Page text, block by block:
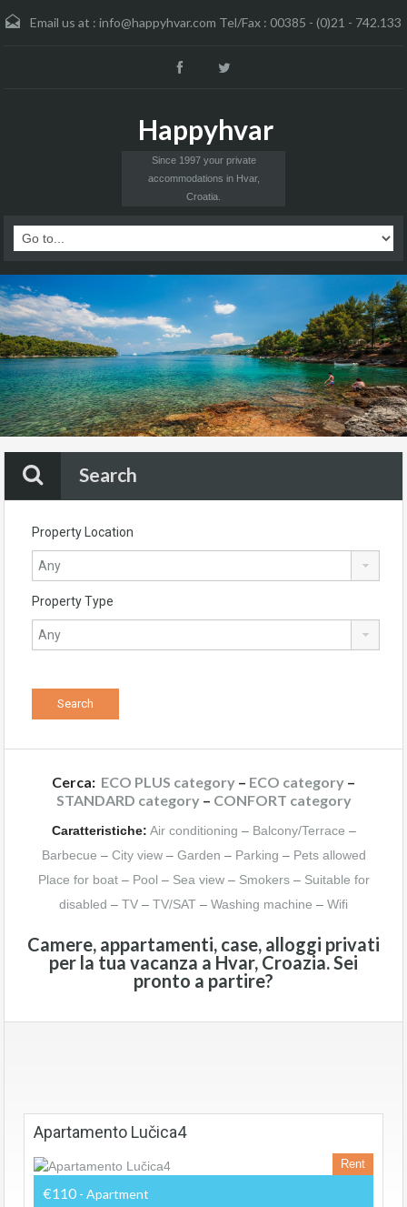
Email us at : info@happyhvar.com Tel/Fax : 00385 - (0)21 - 742.133
Happyhvar
Since 1997 your private
accommodations in Hvar,
Croatia.
Search
Property Location
Property Type
Cerca: ECO PLUS category – ECO category –
STANDARD category– CONFORT category
Caratteristiche: Air conditioning – Balcony/Terrace –
Barbecue – City view– Garden – Parking – Pets allowed
Place for boat– Pool – Sea view– Smokers– Suitable for
disabled – TV – TV/SAT – Washing machine – Wifi
Camere, appartamenti, case, alloggi privati
per la tua vacanza a Hvar, Croazia. Sei
pronto a partire?
Apartamento Lučica4
Rent
€110 - Apartment